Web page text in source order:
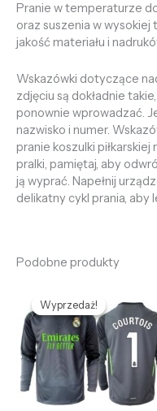
Pranie w temperaturze
oraz suszenia w
jakość materiału i
Wskazówki dotyczące
zdjęciu są dokładnie
ponownie wprowadzać.
nazwisko i numer.
pranie koszulki
pralki, pamiętaj, aby
ją wyprać. Napełnij
delikatny cykl prania, aby
Podobne produkty
Wyprzedaż!
Wyprzedaż!
cena
wynosiła:
436,59 zł.
cena
wynosi:
132,65 zł.